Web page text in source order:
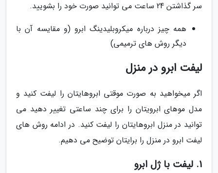
سر گذاشتن 24 ساعت می توانید صورت خود را بشویید.
همه چیز درباره میکروبلیدینگ ابرو (و مقایسه آن با
دیگر روش های ترمیمی)
لیفت ابرو در منزل
اگر میخواهید به صورت موقتی ابروهایتان را لیفت کنید و
مدل موهای ابرویتان را برای چند ساعتی تغییر دهید می
توانید در منزل ابروهایتان را لیفت کنید. در ادامه روش های
لیفت ابرو در منزل را برایتان توضیح می دهیم.
1. لیفت با ژل ابرو